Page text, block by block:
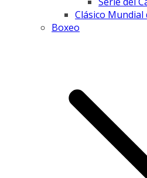
Clásico Mundial
Boxeo